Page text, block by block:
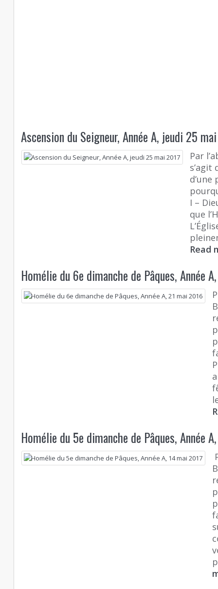
Ascension du Seigneur, Année A, jeudi 25
Par
d’une
I –
que
Read
Homélie du 6e dimanche de Pâques, Année
Homélie du 5e dimanche de Pâques, Année